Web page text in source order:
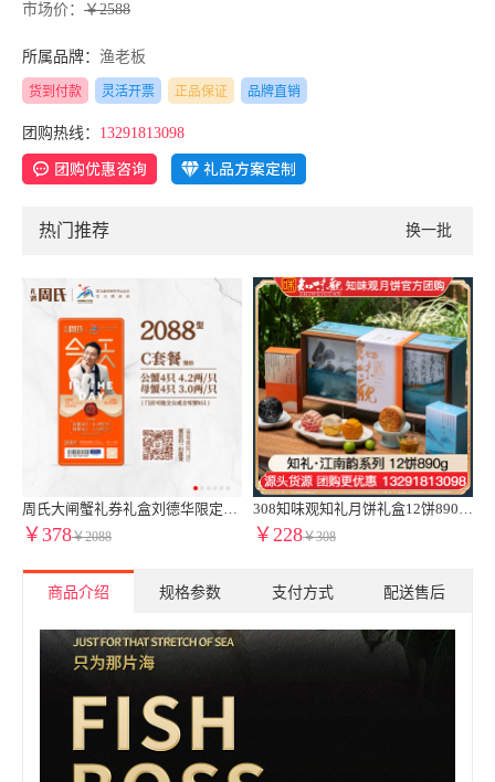
市场价： ￥2588
所属品牌： 渔老板
货到付款 灵活开票 正品保证 品牌直销
团购热线： 13291813098
热门推荐
周氏大闸蟹礼券礼盒刘德华限定款2088型4.2两公蟹3.0两母蟹8只装中秋周氏提货券周氏蟹券周氏大闸蟹C套餐周氏水产8只装周氏阳澄湖大闸蟹1888型蟹卡
￥378￥2088
308知味观知礼月饼礼盒12饼890g广式月饼苏式月饼港式流心奶黄月饼中秋礼盒伴手礼知味观官网团购定制【高端送礼 热卖推荐】知礼礼盒
￥228￥308
换一批
商品介绍 规格参数 支付方式 配送售后